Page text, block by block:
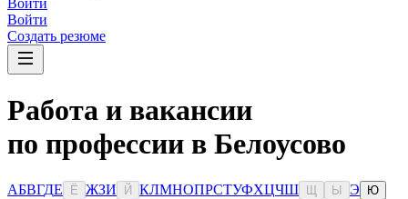
Войти
Войти
Создать резюме
Работа и вакансии
по профессии в Белоусово
АБВГДЕ Ё ЖЗИ Й КЛМНОПРСТУФХЦЧШ Ы Э
Ю